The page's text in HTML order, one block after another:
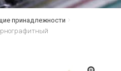
принадлежности